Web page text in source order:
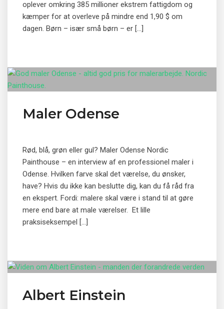
oplever omkring 385 millioner ekstrem fattigdom og
kæmper for at overleve på mindre end 1,90 $ om
dagen. Børn – især små børn – er […]
Maler Odense
Rød, blå, grøn eller gul? Maler Odense Nordic
Painthouse – en interview af en professionel maler i
Odense. Hvilken farve skal det værelse, du ønsker,
have? Hvis du ikke kan beslutte dig, kan du få råd fra
en ekspert. Fordi: malere skal være i stand til at gøre
mere end bare at male værelser. Et lille
praksiseksempel […]
Albert Einstein